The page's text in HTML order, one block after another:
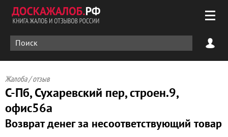
Жалоба / отзыв
С-Пб, Сухаревский пер, строен.9,
офис56а
Возврат денег за несоответствующий товар